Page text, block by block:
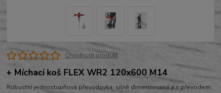
Ohodnotit produkt
+ Míchací koš FLEX WR2 120x600 M14
Robustní jednostupňová převodovka: silně dimenzovaná a s převodem,